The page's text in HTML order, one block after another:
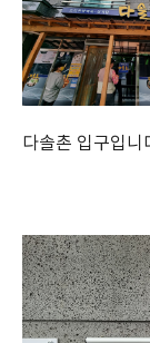
다솔촌 입구입니